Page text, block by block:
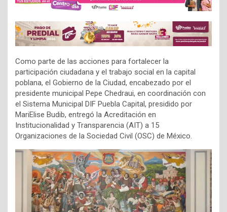
Como parte de las acciones para fortalecer la
participación ciudadana y el trabajo social en la capital
poblana, el Gobierno de la Ciudad, encabezado por el
presidente municipal Pepe Chedraui, en coordinación con
el Sistema Municipal DIF Puebla Capital, presidido por
MariElise Budib, entregó la Acreditación en
Institucionalidad y Transparencia (AIT) a 15
Organizaciones de la Sociedad Civil (OSC) de México.